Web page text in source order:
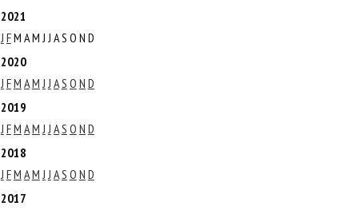
2021
J FM AM J J AS O N D
2020
J FM AM J J AS O N D
2019
J FM AM J J AS O N D
2018
J FM AM J J AS O N D
2017